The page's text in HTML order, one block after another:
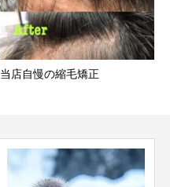
当店自慢の縮毛矯正